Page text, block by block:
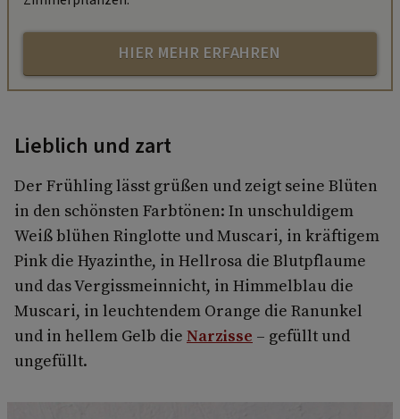
HIER MEHR ERFAHREN
Lieblich und zart
Der Frühling lässt grüßen und zeigt seine Blüten
in den schönsten Farbtönen: In unschuldigem
Weiß blühen Ringlotte und Muscari, in kräftigem
Pink die Hyazinthe, in Hellrosa die Blutpflaume
und das Vergissmeinnicht, in Himmelblau die
Muscari, in leuchtendem Orange die Ranunkel
und in hellem Gelb die Narzisse – gefüllt und
ungefüllt.